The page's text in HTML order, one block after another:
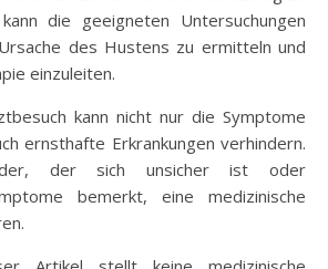
die geeigneten Untersuchungen
des Hustens zu ermitteln und
einzuleiten.
kann nicht nur die Symptome
ernsthafte Erkrankungen verhindern.
der sich unsicher ist oder
bemerkt, eine medizinische